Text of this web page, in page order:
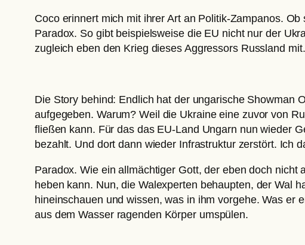
Coco erinnert mich mit ihrer Art an Politik-Zampanos.
Paradox. So gibt beispielsweise die EU nicht nur der
zugleich eben den Krieg dieses Aggressors Russland mit.
Die Story behind: Endlich hat der ungarische Showman
aufgegeben. Warum? Weil die Ukraine eine zuvor von
fließen kann. Für das das EU-Land Ungarn nun wieder
bezahlt. Und dort dann wieder Infrastruktur zerstört. Ich
Paradox. Wie ein allmächtiger Gott, der eben doch
heben kann. Nun, die Walexperten behaupten, der Wal
hineinschauen und wissen, was in ihm vorgehe. Was er
aus dem Wasser ragenden Körper umspülen.